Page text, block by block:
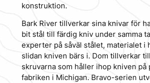
konstruktion.
Bark River tillverkar sina knivar för
bit stål till färdig kniv under samma
experter på såväl stålet, materialet i
slidan kniven bärs i. Dom tillverkar
skruvarna som håller ihop kniven på
fabriken i Michigan. Bravo-serien